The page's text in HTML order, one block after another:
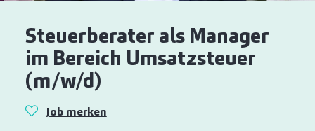
Steuerberater als Manager
im Bereich Umsatzsteuer
(m/w/d)
Job merken